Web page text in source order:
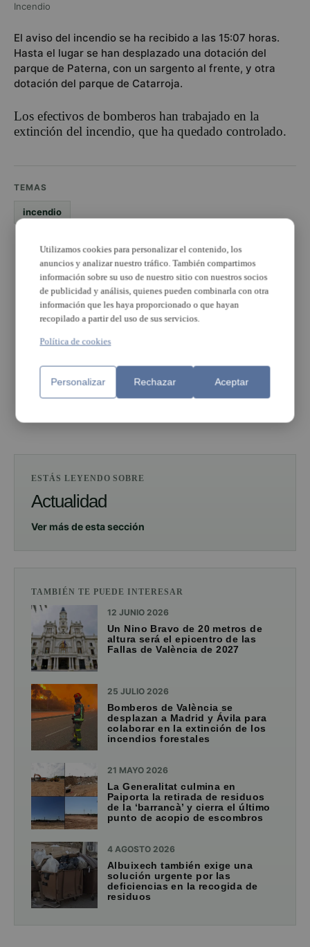
Incendio
El aviso del incendio se ha recibido a las 15:07 horas.
Hasta el lugar se han desplazado una dotación del
parque de Paterna, con un sargento al frente, y otra
dotación del parque de Catarroja.
Los efectivos de bomberos han trabajado en la
extinción del incendio, que ha quedado controlado.
TEMAS
incendio
PUBLICIDAD
ESTÁS LEYENDO SOBRE
Actualidad
Ver más de esta sección
TAMBIÉN TE PUEDE INTERESAR
12 JUNIO 2026
Un Nino Bravo de 20 metros de
altura será el epicentro de las
Fallas de València de 2027
25 JULIO 2026
Bomberos de València se
desplazan a Madrid y Ávila para
colaborar en la extinción de los
incendios forestales
21 MAYO 2026
La Generalitat culmina en
Paiporta la retirada de residuos
de la ‘barrancà’ y cierra el último
punto de acopio de escombros
4 AGOSTO 2026
Albuixech también exige una
solución urgente por las
deficiencias en la recogida de
residuos
Utilizamos cookies para personalizar el contenido, los
anuncios y analizar nuestro tráfico. También compartimos
información sobre su uso de nuestro sitio con nuestros socios
de publicidad y análisis, quienes pueden combinarla con otra
información que les haya proporcionado o que hayan
recopilado a partir del uso de sus servicios.
Política de cookies
Personalizar Rechazar Aceptar